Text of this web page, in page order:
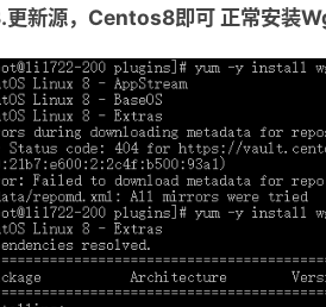
更新源，Centos8即可 正常安装